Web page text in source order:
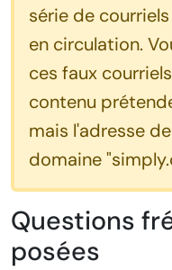
série de
en circulation.
ces faux
contenu
mais l'adresse
domaine
Questions
posées